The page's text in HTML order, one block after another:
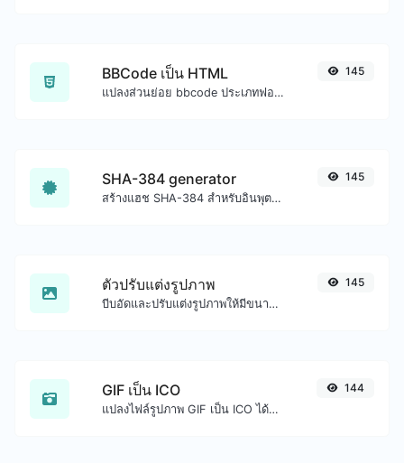
BBCode เป็น HTML
แปลงส่วนย่อย bbcode ประเภทฟอรัมเป็นโค้ด HTML ดิบ
145
SHA-384 generator
สร้างแฮช SHA-384 สำหรับอินพุตสตริงใดๆ
145
ตัวปรับแต่งรูปภาพ
บีบอัดและปรับแต่งรูปภาพให้มีขนาดเล็กลงแต่ยังคงคุณภาพสูง
145
GIF เป็น ICO
แปลงไฟล์รูปภาพ GIF เป็น ICO ได้อย่างง่ายดาย
144